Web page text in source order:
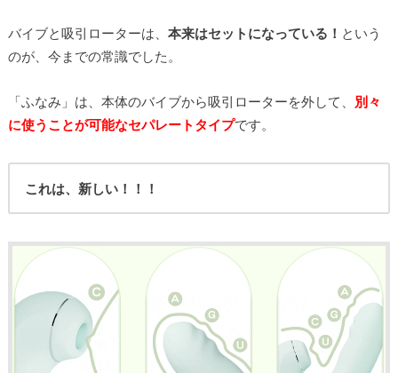
バイブと吸引ローターは、 本来はセットになっている！ という
のが、今までの常識でした。
「ふなみ」は、本体のバイブから吸引ローターを外して、 別々
に使うことが可能なセパレートタイプです。
これは、新しい！！！